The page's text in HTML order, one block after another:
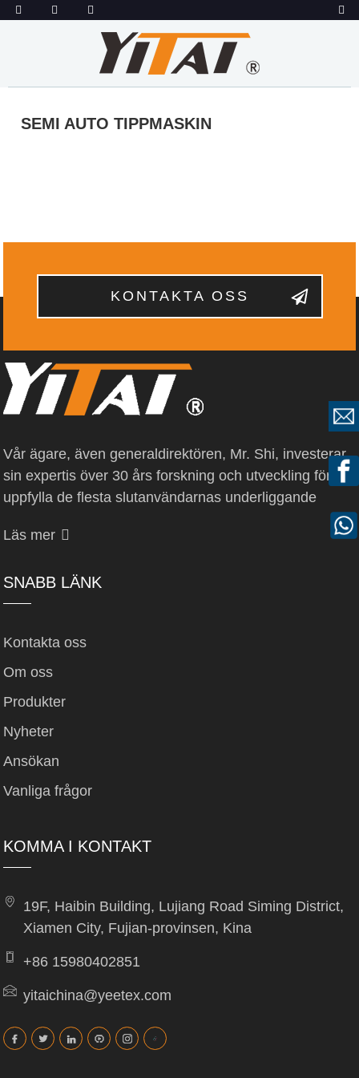
SEMI AUTO TIPPMASKIN
KONTAKTA OSS
Vår ägare, även generaldirektören, Mr. Shi, investerar
sin expertis över 30 års forskning och utveckling för att
uppfylla de flesta slutanvändarnas underliggande
Läs mer
SNABB LÄNK
Kontakta oss
Om oss
Produkter
Nyheter
Ansökan
Vanliga frågor
KOMMA I KONTAKT
19F, Haibin Building, Lujiang Road Siming District,
Xiamen City, Fujian-provinsen, Kina
+86 15980402851
yitaichina@yeetex.com